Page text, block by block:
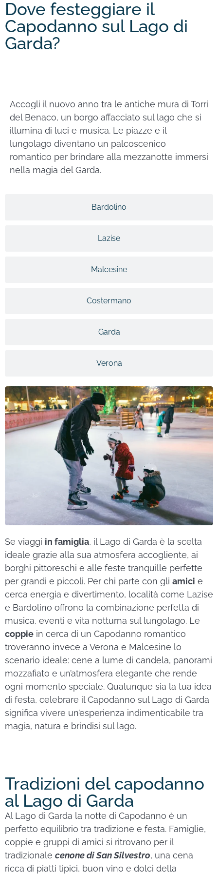
Dove festeggiare il
Capodanno sul Lago di
Garda?
Bardolino
Lazise
Malcesine
Costermano
Garda
Verona
Accogli il nuovo anno tra le antiche mura di Torri
del Benaco, un borgo affacciato sul lago che si
illumina di luci e musica. Le piazze e il
lungolago diventano un palcoscenico
romantico per brindare alla mezzanotte immersi
nella magia del Garda.
Se viaggi in famiglia, il Lago di Garda è la scelta
ideale grazie alla sua atmosfera accogliente, ai
borghi pittoreschi e alle feste tranquille perfette
per grandi e piccoli. Per chi parte con gli amici e
cerca energia e divertimento, località come Lazise
e Bardolino offrono la combinazione perfetta di
musica, eventi e vita notturna sul lungolago. Le
coppie in cerca di un Capodanno romantico
troveranno invece a Verona e Malcesine lo
scenario ideale: cene a lume di candela, panorami
mozzafiato e un’atmosfera elegante che rende
ogni momento speciale. Qualunque sia la tua idea
di festa, celebrare il Capodanno sul Lago di Garda
significa vivere un’esperienza indimenticabile tra
magia, natura e brindisi sul lago.
Tradizioni del capodanno
al Lago di Garda
Al Lago di Garda la notte di Capodanno è un
perfetto equilibrio tra tradizione e festa. Famiglie,
coppie e gruppi di amici si ritrovano per il
tradizionale cenone di San Silvestro, una cena
ricca di piatti tipici, buon vino e dolci della